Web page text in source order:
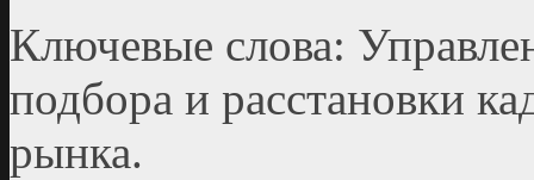
Ключевые слова:
подбора и расстановки
рынка.